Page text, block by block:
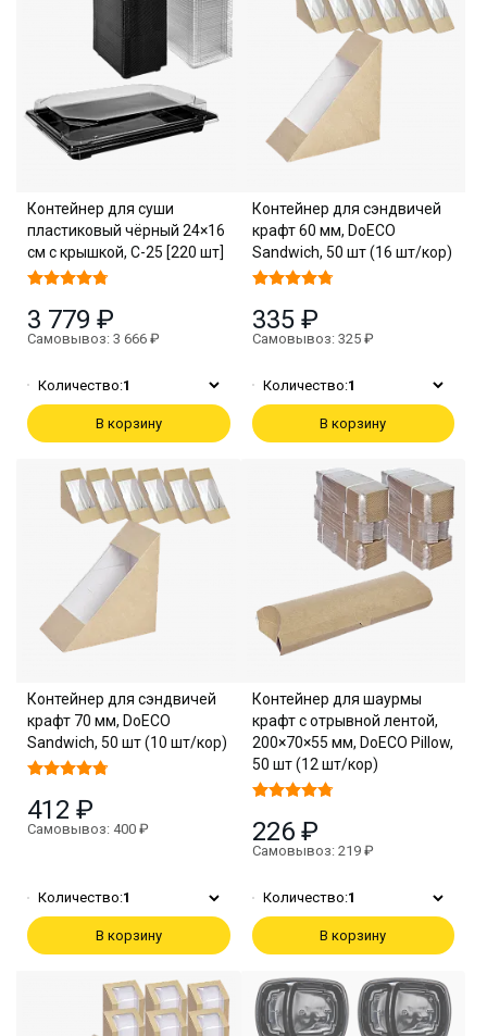
Контейнер для суши
пластиковый чёрный 24×16
см с крышкой, С-25 [220 шт]
3 779 ₽
Самовывоз: 3 666 ₽
Количество:1
В корзину
Контейнер для сэндвичей
крафт 60 мм, DoECO
Sandwich, 50 шт (16 шт/кор)
335 ₽
Самовывоз: 325 ₽
Количество:1
В корзину
Контейнер для сэндвичей
крафт 70 мм, DoECO
Sandwich, 50 шт (10 шт/кор)
412 ₽
Самовывоз: 400 ₽
Количество:1
В корзину
Контейнер для шаурмы
крафт с отрывной лентой,
200×70×55 мм, DoECO Pillow,
50 шт (12 шт/кор)
226 ₽
Самовывоз: 219 ₽
Количество:1
В корзину